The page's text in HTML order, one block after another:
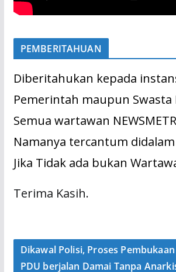
PEMBERITAHUAN
Diberitahukan kepada
Pemerintah maupun Swasta
Semua wartawan
Namanya tercantum
Jika Tidak ada bukan
Terima Kasih.
Dikawal Polisi, Proses
PDU berjalan Damai Tanpa